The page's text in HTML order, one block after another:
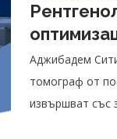
Аджибадем
томограф от последно поколение.
извършват със